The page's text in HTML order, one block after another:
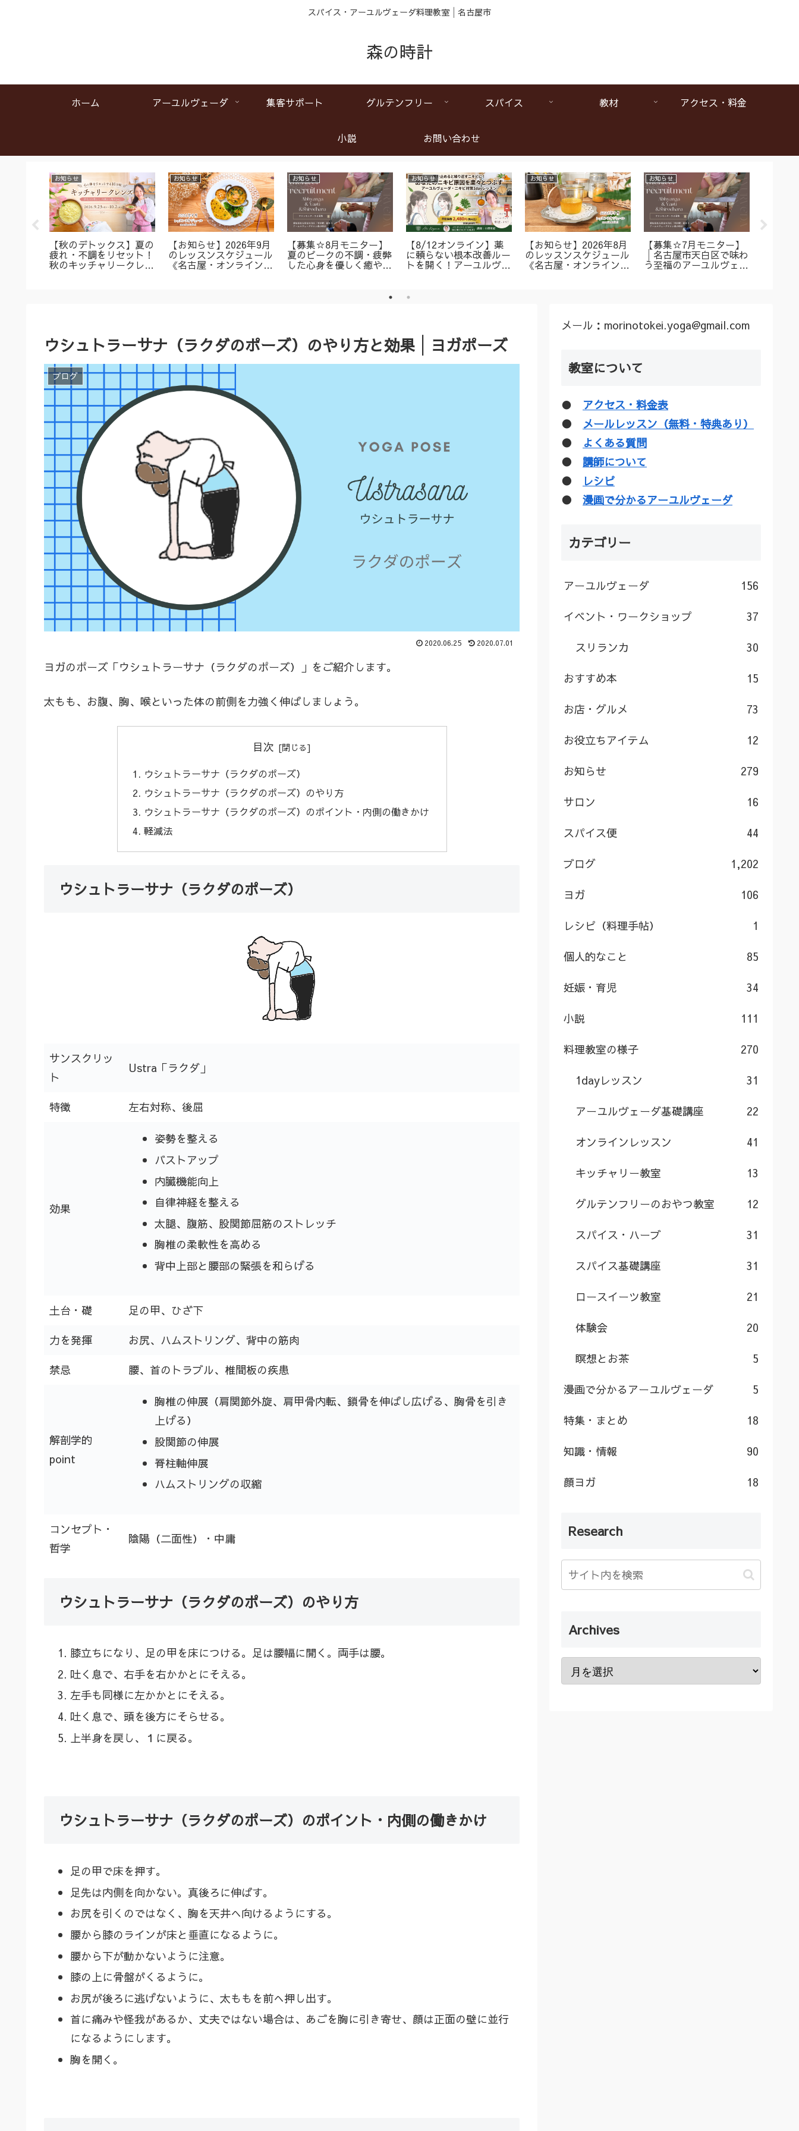
スパイス・アーユルヴェーダ料理教室│名古屋市
森の時計
ホーム アーユルヴェーダ 集客サポート グルテンフリー スパイス 教材 アクセス・料金
小説 お問い合わせ
お知らせ
【秋のデトックス】夏の
疲れ・不調をリセット！
秋のキッチャリークレン
お知らせ
【お知らせ】2026年9月
のレッスンスケジュール
《名古屋・オンラインア
お知らせ
【募集☆8月モニター】
夏のピークの不調・疲弊
した心身を優しく癒やす
お知らせ
【8/12オンライン】薬
に頼らない根本改善ルー
トを開く！アーユルヴェ
付き）
お知らせ
【お知らせ】2026年8月
のレッスンスケジュール
《名古屋・オンラインア
お知らせ
【募集☆7月モニター】
│名古屋市天白区で味わ
う至福のアーユルヴェー
ウシュトラーサナ（ラクダのポーズ）のやり方と効果│ヨガポーズ
ブログ
2020.06.25 2020.07.01
ヨガのポーズ「ウシュトラーサナ（ラクダのポーズ）」をご紹介します。
太もも、お腹、胸、喉といった体の前側を力強く伸ばしましょう。
目次
ウシュトラーサナ（ラクダのポーズ）
ウシュトラーサナ（ラクダのポーズ）のやり方
ウシュトラーサナ（ラクダのポーズ）のポイント・内側の働きかけ
軽減法
ウシュトラーサナ（ラクダのポーズ）
サンスクリッ
ト
Ustra「ラクダ」
特徴 左右対称、後屈
効果
姿勢を整える
バストアップ
内臓機能向上
自律神経を整える
太腿、腹筋、股関節屈筋のストレッチ
胸椎の柔軟性を高める
背中上部と腰部の緊張を和らげる
土台・礎
足の甲、ひざ下
力を発揮
お尻、ハムストリング、背中の筋肉
禁忌
腰、首のトラブル、椎間板の疾患
解剖学的
point
胸椎の伸展（肩関節外旋、肩甲骨内転、鎖骨を伸ばし広げる、胸骨を引き
上げる）
股関節の伸展
脊柱軸伸展
ハムストリングの収縮
コンセプト・
哲学
陰陽（二面性）・中庸
ウシュトラーサナ（ラクダのポーズ）のやり方
膝立ちになり、足の甲を床につける。足は腰幅に開く。両手は腰。
吐く息で、右手を右かかとにそえる。
左手も同様に左かかとにそえる。
吐く息で、頭を後方にそらせる。
上半身を戻し、１に戻る。
ウシュトラーサナ（ラクダのポーズ）のポイント・内側の働きかけ
足の甲で床を押す。
足先は内側を向かない。真後ろに伸ばす。
お尻を引くのではなく、胸を天井へ向けるようにする。
腰から膝のラインが床と垂直になるように。
腰から下が動かないように注意。
膝の上に骨盤がくるように。
お尻が後ろに逃げないように、太ももを前へ押し出す。
首に痛みや怪我があるか、丈夫ではない場合は、あごを胸に引き寄せ、顔は正面の壁に並行
になるようにします。
胸を開く。
メール：morinotokei.yoga@gmail.com
教室について
● アクセス・料金表
● メールレッスン（無料・特典あり）
●
よくある質問
● 講師について
●
レシピ
● 漫画で分かるアーユルヴェーダ
カテゴリー
アーユルヴェーダ 156
イベント・ワークショップ 37
スリランカ 30
おすすめ本 15
お店・グルメ 73
お役立ちアイテム 12
お知らせ 279
サロン 16
スパイス便 44
ブログ 1,202
ヨガ 106
レシピ（料理手帖） 1
個人的なこと 85
妊娠・育児 34
小説 111
料理教室の様子 270
1dayレッスン 31
アーユルヴェーダ基礎講座 22
オンラインレッスン 41
キッチャリー教室 13
グルテンフリーのおやつ教室 12
スパイス・ハーブ 31
スパイス基礎講座 31
ロースイーツ教室 21
体験会 20
瞑想とお茶 5
漫画で分かるアーユルヴェーダ 5
特集・まとめ 18
知識・情報 90
顔ヨガ 18
Research
Archives